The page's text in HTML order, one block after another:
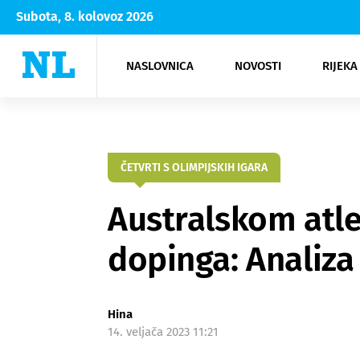
Subota, 8. kolovoz 2026
NASLOVNICA NOVOSTI
Rijeka Opatija
NK
Moda
Kultura
ČETVRTI S OLIMPIJSKIH IGARA
Australskom
dopinga:
Hina
14. veljača 2023 11:21